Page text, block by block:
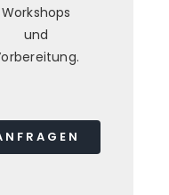
Workshops
und